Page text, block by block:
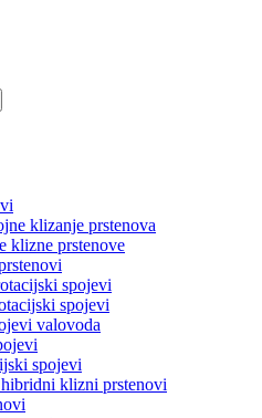
klizanje prstenova
klizne prstenove
spojevi
spojevi
valovoda
spojevi
klizni prstenovi